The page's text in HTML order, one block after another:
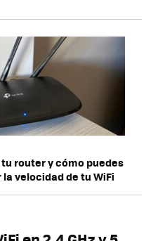
router y cómo puedes
velocidad de tu WiFi